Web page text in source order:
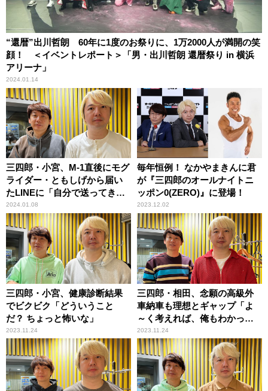
“還暦”出川哲朗 60年に1度のお祭りに、1万2000人が満開の笑
顔！ ＜イベントレポート＞「男・出川哲朗 還暦祭り in 横浜
アリーナ」
2024.01.14
三四郎・小宮、M-1直後にモグ
ライダー・ともしげから届い
たLINEに「自分で送ってきた
んだよ？」
2024.01.08
毎年恒例！ なかやまきんに君
が『三四郎のオールナイトニ
ッポン0(ZERO)』に登場！
2023.12.02
三四郎・小宮、健康診断結果
でビクビク「どういうこと
だ？ ちょっと怖いな」
2023.11.24
三四郎・相田、念願の高級外
車納車も理想とギャップ「よ
～く考えれば、俺もわかった
んだけど……」
2023.11.24